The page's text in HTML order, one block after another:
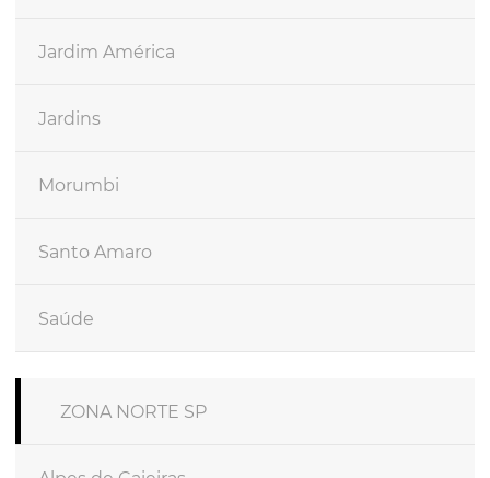
Jardim América
Jardins
Morumbi
Santo Amaro
Saúde
ZONA NORTE SP